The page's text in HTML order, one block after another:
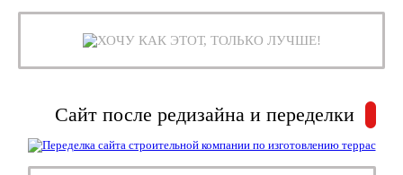
ХОЧУ КАК ЭТОТ, ТОЛЬКО ЛУЧШЕ!
Сайт после редизайна и переделки